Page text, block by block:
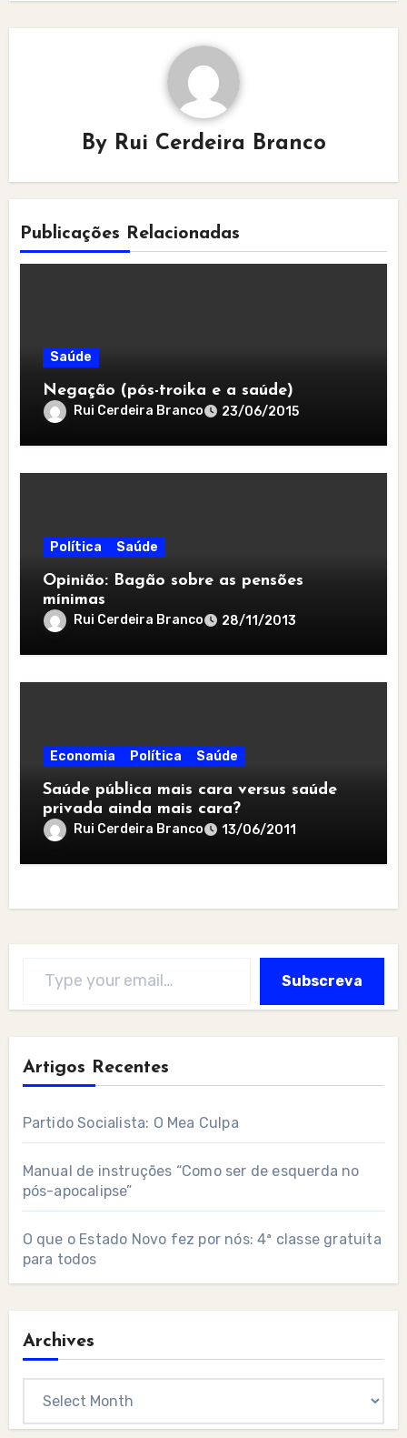
By Rui Cerdeira Branco
Publicações Relacionadas
Saúde
Negação (pós-troika e a saúde)
Rui Cerdeira Branco 23/06/2015
Política Saúde
Opinião: Bagão sobre as pensões
mínimas
Rui Cerdeira Branco 28/11/2013
Economia Política Saúde
Saúde pública mais cara versus saúde
privada ainda mais cara?
Rui Cerdeira Branco 13/06/2011
Subscreva
Artigos Recentes
Partido Socialista: O Mea Culpa
Manual de instruções “Como ser de esquerda no
pós-apocalipse”
O que o Estado Novo fez por nós: 4ª classe gratuita
para todos
Archives